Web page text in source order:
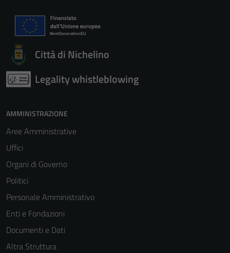
Città di Nichelino
Legality whistleblowing
AMMINISTRAZIONE
Aree Amministrative
Uffici
Organi di Governo
Politici
Personale Amministrativo
Enti e Fondazioni
Documenti e Dati
Altra Struttura